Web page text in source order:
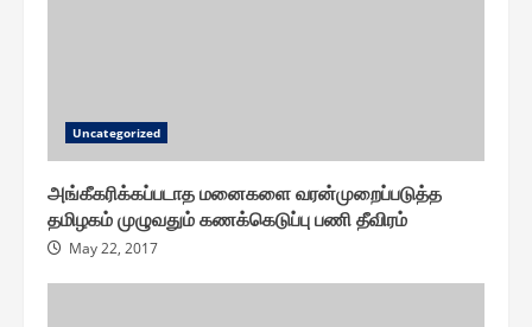
Uncategorized
அங்கீகரிக்கப்படாத மனைகளை வரன்முறைப்படுத்த
தமிழகம் முழுவதும் கணக்கெடுப்பு பணி தீவிரம்
May 22, 2017